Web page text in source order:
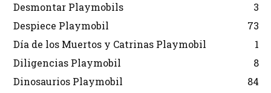
Desmontar Playmobils
3
Despiece Playmobil
73
Día de los Muertos y Catrinas Playmobil
1
Diligencias Playmobil
8
Dinosaurios Playmobil
84